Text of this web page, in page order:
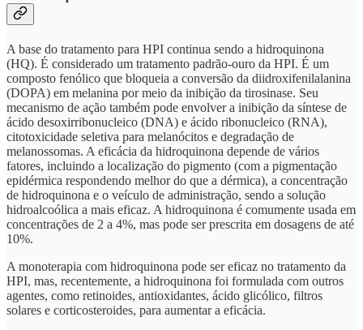
A base do tratamento para HPI continua sendo a hidroquinona
(HQ). É considerado um tratamento padrão-ouro da HPI. É um
composto fenólico que bloqueia a conversão da diidroxifenilalanina
(DOPA) em melanina por meio da inibição da tirosinase. Seu
mecanismo de ação também pode envolver a inibição da síntese de
ácido desoxirribonucleico (DNA) e ácido ribonucleico (RNA),
citotoxicidade seletiva para melanócitos e degradação de
melanossomas. A eficácia da hidroquinona depende de vários
fatores, incluindo a localização do pigmento (com a pigmentação
epidérmica respondendo melhor do que a dérmica), a concentração
de hidroquinona e o veículo de administração, sendo a solução
hidroalcoólica a mais eficaz. A hidroquinona é comumente usada em
concentrações de 2 a 4%, mas pode ser prescrita em dosagens de até
10%.
A monoterapia com hidroquinona pode ser eficaz no tratamento da
HPI, mas, recentemente, a hidroquinona foi formulada com outros
agentes, como retinoides, antioxidantes, ácido glicólico, filtros
solares e corticosteroides, para aumentar a eficácia.